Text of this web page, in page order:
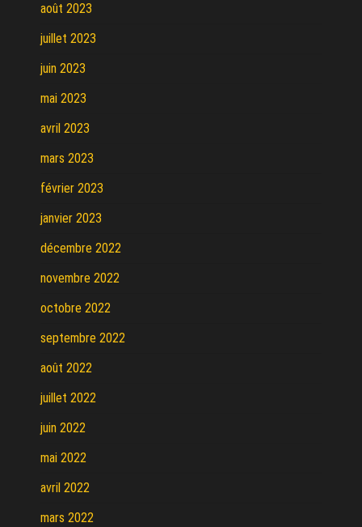
août 2023
juillet 2023
juin 2023
mai 2023
avril 2023
mars 2023
février 2023
janvier 2023
décembre 2022
novembre 2022
octobre 2022
septembre 2022
août 2022
juillet 2022
juin 2022
mai 2022
avril 2022
mars 2022